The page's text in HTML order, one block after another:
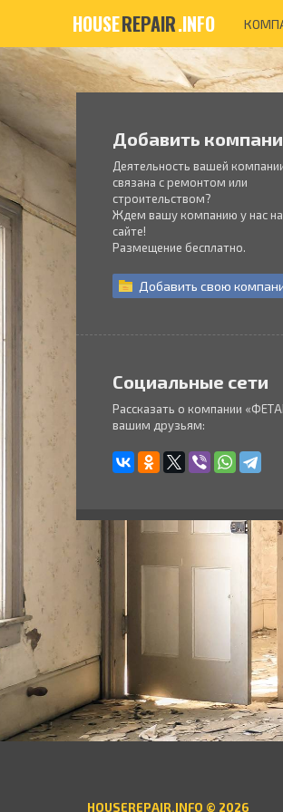
HOUSEREPAIR.INFO
Добавить
Деятельность вашей
связана с ремонтом или
строительством?
Ждем вашу компанию у нас на
сайте!
Размещение бесплатно.
Добавить свою
Социальные сети
Рассказать о компании
вашим друзьям:
HOUSEREPAIR.INFO © 2026